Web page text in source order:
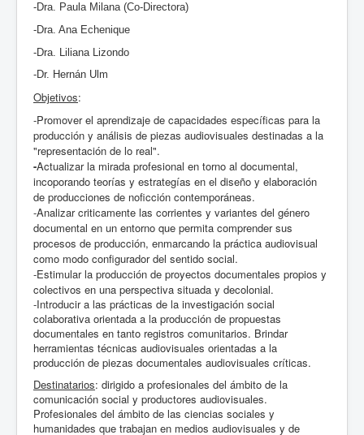
-Dra. Paula Milana (Co-Directora)
-Dra. Ana Echenique
-Dra. Liliana Lizondo
-Dr. Hernán Ulm
Objetivos:
-Promover el aprendizaje de capacidades específicas para la
producción y análisis de piezas audiovisuales destinadas a la
"representación de lo real".
-Actualizar la mirada profesional en torno al documental,
incoporando teorías y estrategías en el diseño y elaboración
de producciones de noficción contemporáneas.
-Analizar criticamente las corrientes y variantes del género
documental en un entorno que permita comprender sus
procesos de producción, enmarcando la práctica audiovisual
como modo configurador del sentido social.
-Estimular la producción de proyectos documentales propios y
colectivos en una perspectiva situada y decolonial.
-Introducir a las prácticas de la investigación social
colaborativa orientada a la producción de propuestas
documentales en tanto registros comunitarios. Brindar
herramientas técnicas audiovisuales orientadas a la
producción de piezas documentales audiovisuales críticas.
Destinatarios: dirigido a profesionales del ámbito de la
comunicación social y productores audiovisuales.
Profesionales del ámbito de las ciencias sociales y
humanidades que trabajan en medios audiovisuales y de